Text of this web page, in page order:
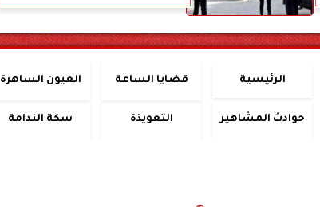
الرئيسية قضايا الساعة العيون الساهرة
حوادث المشاهير التعويذة سكة الندامة